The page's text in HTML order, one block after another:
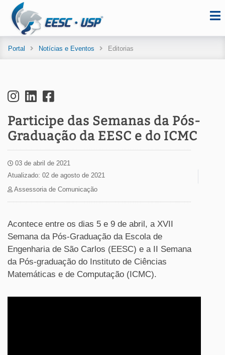
Portal Notícias e Eventos Editorias
Participe das Semanas da Pós-
Graduação da EESC e do ICMC
03 de abril de 2021
Atualizado: 02 de agosto de 2021
Assessoria de Comunicação
Acontece entre os dias 5 e 9 de abril, a XVII
Semana da Pós-Graduação da Escola de
Engenharia de São Carlos (EESC) e a II Semana
da Pós-graduação do Instituto de Ciências
Matemáticas e de Computação (ICMC).